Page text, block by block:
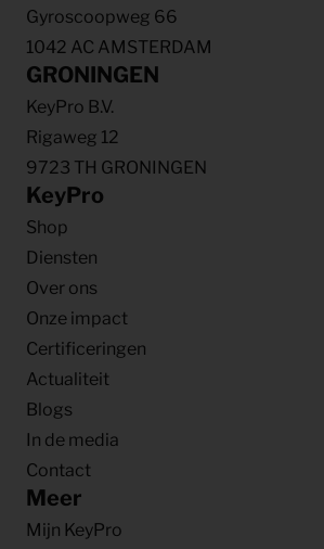
Gyroscoopweg 66
1042 AC AMSTERDAM
GRONINGEN
KeyPro B.V.
Rigaweg 12
9723 TH GRONINGEN
KeyPro
Shop
Diensten
Over ons
Onze impact
Certificeringen
Actualiteit
Blogs
In de media
Contact
Meer
Mijn KeyPro